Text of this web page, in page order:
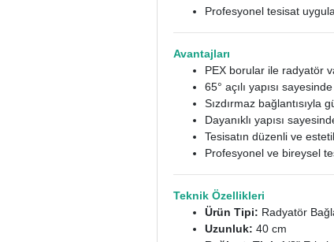
Profesyonel tesisat
Avantajları
PEX borular ile radyatör
65° açılı yapısı
Sızdırmaz bağlantısıyla
Dayanıklı yapısı
Tesisatın düzenli ve
Profesyonel ve bireysel
Teknik Özellikleri
Ürün Tipi: Radyatör
Uzunluk: 40 cm